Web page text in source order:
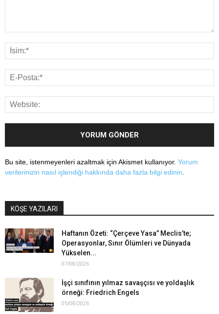
Bu site, istenmeyenleri azaltmak için Akismet kullanıyor. Yorum
verilerinizin nasıl işlendiği hakkında daha fazla bilgi edinin
KÖŞE YAZILARI
Haftanın Özeti: “Çerçeve Yasa” Meclis’te;
Operasyonlar, Sınır Ölümleri ve Dünyada
Yükselen...
07/08/2026
İşçi sınıfının yılmaz savaşçısı ve yoldaşlık
örneği: Friedrich Engels
05/08/2026